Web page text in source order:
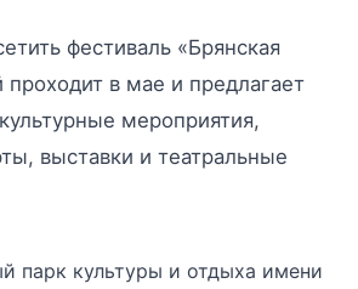
фестиваль «Брянская
проходит в мае и предлагает
мероприятия,
выставки и театральные
парк культуры и отдыха имени